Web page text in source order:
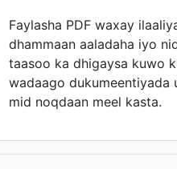
Faylasha PDF waxay
dhammaan aaladaha iyo
taasoo ka dhigaysa kuwo
wadaago dukumeentiyada
mid noqdaan meel kasta.